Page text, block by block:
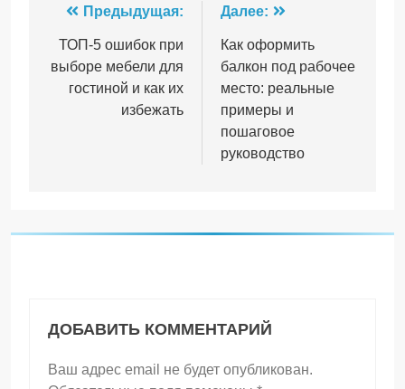
Навигация
по
записям
Предыдущая:
ТОП-5 ошибок при
выборе мебели для
гостиной и как их
избежать
Далее:
Как оформить
балкон под рабочее
место: реальные
примеры и
пошаговое
руководство
ДОБАВИТЬ КОММЕНТАРИЙ
Ваш адрес email не будет опубликован.